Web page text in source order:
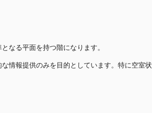
なる平面を持つ階になります。
情報提供のみを目的としています。特に空室